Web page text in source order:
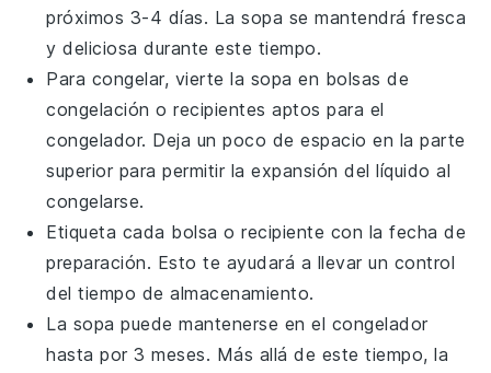
próximos 3-4 días. Lasopa se mantendrá fresca
y deliciosa durante este tiempo.
Para congelar, vierte la sopa en bolsas de
congelación o recipientes aptos para el
congelador. Deja un poco de espacio en la parte
superior para permitir la expansión del líquido al
congelarse.
Etiqueta cada bolsa o recipiente con la fecha de
preparación. Esto te ayudará a llevar un control
del tiempo de almacenamiento.
La sopa puede mantenerse en el congelador
hasta por 3 meses. Más allá de este tiempo, la